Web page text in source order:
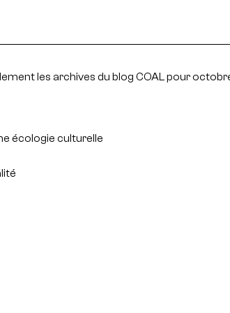
les archives du blog COAL pour
écologie culturelle